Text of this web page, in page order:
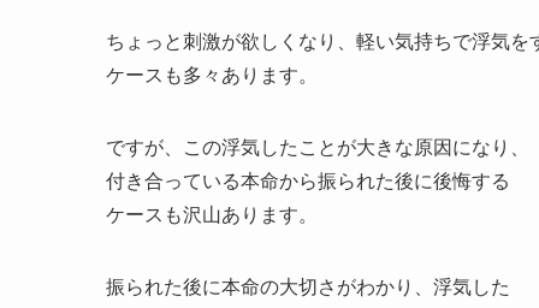
ちょっと刺激が欲しくなり、軽い気持ちで浮気を
ケースも多々あります。
ですが、この浮気したことが大きな原因になり、
付き合っている本命から振られた後に後悔する
ケースも沢山あります。
振られた後に本命の大切さがわかり、浮気した